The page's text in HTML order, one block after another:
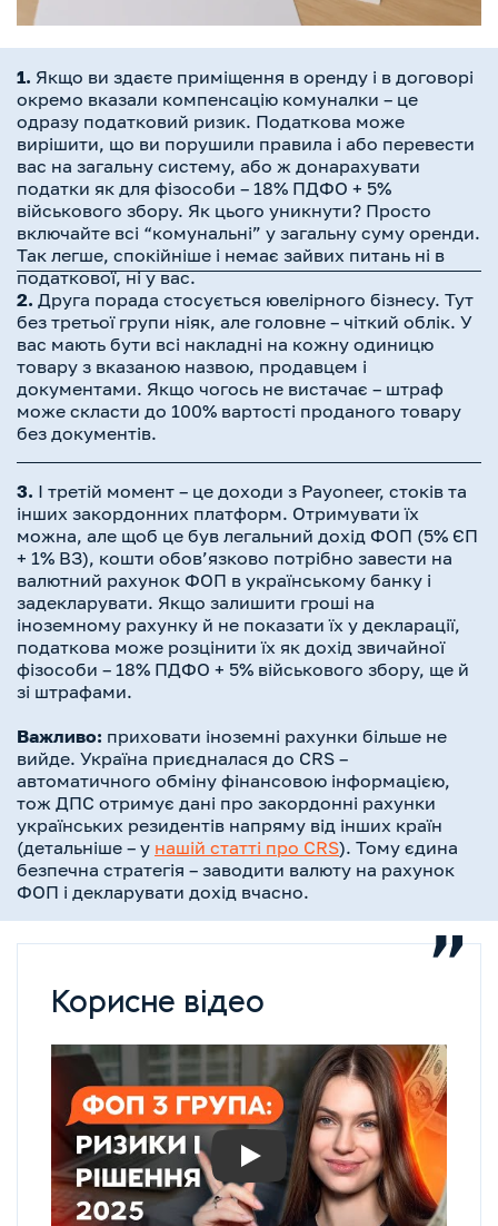
1. Якщо ви здаєте приміщення в оренду і в договорі
окремо вказали компенсацію комуналки – це
одразу податковий ризик. Податкова може
вирішити, що ви порушили правила і або перевести
вас на загальну систему, або ж донарахувати
податки як для фізособи – 18% ПДФО + 5%
військового збору. Як цього уникнути? Просто
включайте всі “комунальні” у загальну суму оренди.
Так легше, спокійніше і немає зайвих питань ні в
податкової, ні у вас.
2. Друга порада стосується ювелірного бізнесу. Тут
без третьої групи ніяк, але головне – чіткий облік. У
вас мають бути всі накладні на кожну одиницю
товару з вказаною назвою, продавцем і
документами. Якщо чогось не вистачає – штраф
може скласти до 100% вартості проданого товару
без документів.
3. І третій момент – це доходи з Payoneer, стоків та
інших закордонних платформ. Отримувати їх
можна, але щоб це був легальний дохід ФОП (5% ЄП
+ 1% ВЗ), кошти обов’язково потрібно завести на
валютний рахунок ФОП в українському банку і
задекларувати. Якщо залишити гроші на
іноземному рахунку й не показати їх у декларації,
податкова може розцінити їх як дохід звичайної
фізособи – 18% ПДФО + 5% військового збору, ще й
зі штрафами.
Важливо: приховати іноземні рахунки більше не
вийде. Україна приєдналася до CRS –
автоматичного обміну фінансовою інформацією,
тож ДПС отримує дані про закордонні рахунки
українських резидентів напряму від інших країн
(детальніше – у нашій статті про CRS). Тому єдина
безпечна стратегія – заводити валюту на рахунок
ФОП і декларувати дохід вчасно.
Корисне відео
Play